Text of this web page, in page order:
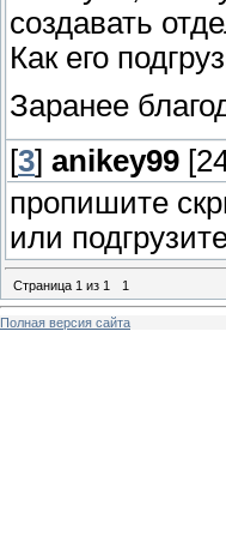
создавать
Как его
Заранее
[3] anikey99
пропишите
или
Страница 1 из 1 1
Полная версия сайта